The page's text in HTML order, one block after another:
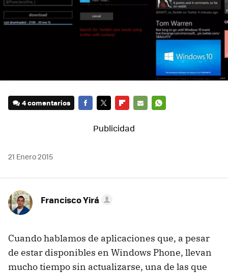
4 comentarios
MAIL
21 Enero 2015
Francisco Yirá
Cuando hablamos de aplicaciones que, a pesar
de estar disponibles en Windows Phone, llevan
mucho tiempo sin actualizarse, una de las que